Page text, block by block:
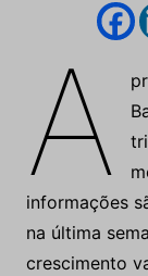
A
informações
na última
crescimento